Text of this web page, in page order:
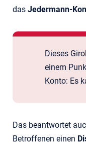
das Jedermann-
Dieses
einem
Konto: Es
Das beantwortet
Betroffenen einen